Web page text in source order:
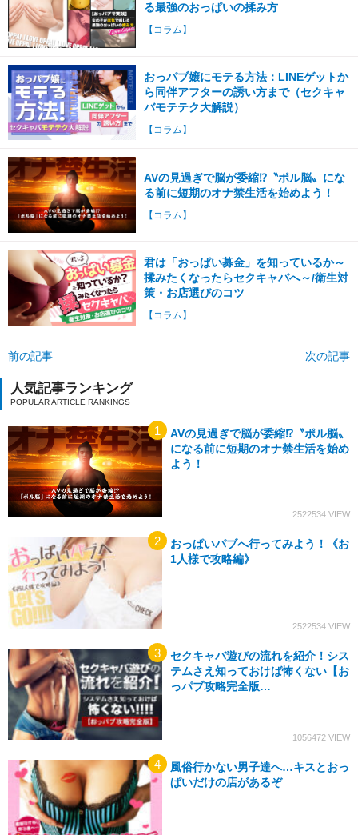
る最強のおっぱいの揉み方
【コラム】
おっパブ嬢にモテる方法：LINEゲットか
ら同伴アフターの誘い方まで（セクキャ
バモテテク大解説）
【コラム】
AVの見過ぎで脳が委縮⁉〝ポル脳〟にな
る前に短期のオナ禁生活を始めよう！
【コラム】
君は「おっぱい募金」を知っているか～
揉みたくなったらセクキャバへ～/衛生対
策・お店選びのコツ
【コラム】
前の記事 次の記事
人気記事ランキング
AVの見過ぎで脳が委縮⁉〝ポル脳〟
になる前に短期のオナ禁生活を始め
よう！
2522534
おっぱいパブへ行ってみよう！《お
1人様で攻略編》
2522534
セクキャバ遊びの流れを紹介！シス
テムさえ知っておけば怖くない【お
っパブ攻略完全版…
1056472
風俗行かない男子達へ…キスとおっ
ぱいだけの店があるぞ